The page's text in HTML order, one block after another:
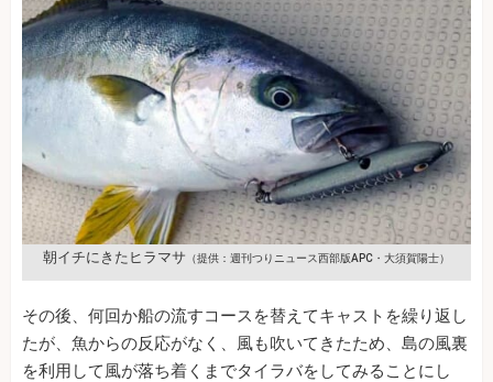
朝イチにきたヒラマサ （提供：週刊つりニュース西部版APC・大須賀陽士）
その後、何回か船の流すコースを替えてキャストを繰り返し
たが、魚からの反応がなく、風も吹いてきたため、島の風裏
を利用して風が落ち着くまでタイラバをしてみることにし